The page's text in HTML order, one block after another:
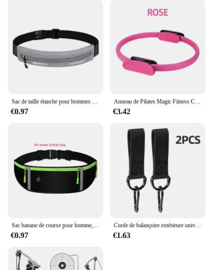
Sac de taille étanche pour hommes et femmes, marathon, course à pied, équitation en plein air, fitness, téléphone, ceinture de sport, sacs de taille, accessoires de sport
€0.97
Anneau de Pilates Magic Fitness Circle pour tonifier les cuisses, les abdominaux et les jambes, entraînement sportif du corps, yoga
€3.42
Sac banane de course pour homme, sac banane de sport, sac à dos d'hydratation d'eau, sac de téléphone, accessoires de course
€0.97
Corde de balançoire extérieure universelle, accessoire de partenaires, balançoire d'arbre, équipement de fitness, anneau à crochet, ceinture de face
€1.63